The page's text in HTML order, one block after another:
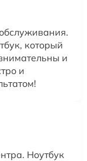
который
и
и
Ноутбук